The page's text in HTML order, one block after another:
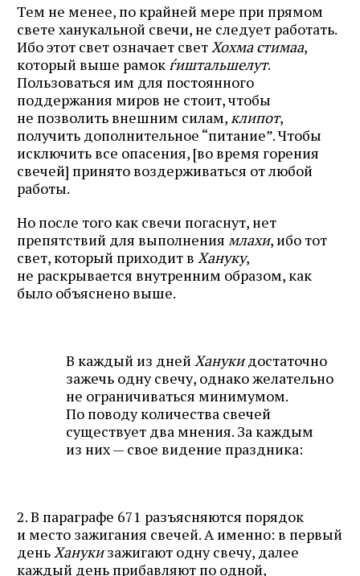
Тем не менее, по крайней мере при прямом
свете ханукальной свечи, не следует работать.
Ибо этот свет означает свет Хохма стимаа,
который выше рамок ѓиштальшелут.
Пользоваться им для постоянного
поддержания миров не стоит, чтобы
не позволить внешним силам, клипот,
получить дополнительное “питание”. Чтобы
исключить все опасения, [во время горения
свечей] принято воздерживаться от любой
работы.
Но после того как свечи погаснут, нет
препятствий для выполнения млахи, ибо тот
свет, который приходит в Хануку,
не раскрывается внутренним образом, как
было объяснено выше.
В каждый из дней Ханукидостаточно
зажечь одну свечу, однако желательно
не ограничиваться минимумом.
По поводу количества свечей
существует два мнения. За каждым
из них — свое видение праздника:
2. В параграфе 671 разъясняются порядок
и место зажигания свечей. А именно: в первый
день Ханукизажигают одну свечу, далее
каждый день прибавляют по одной,